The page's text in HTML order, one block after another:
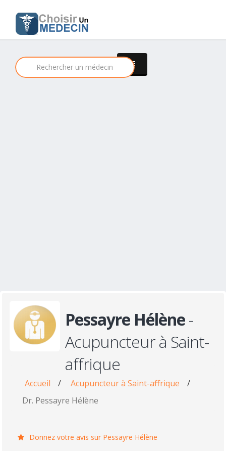
Pessayre Hélène-
Acupuncteur à Saint-
affrique
Accueil / Acupuncteur à Saint-affrique
/
Dr. Pessayre Hélène
Donnez votre avis sur Pessayre Hélène